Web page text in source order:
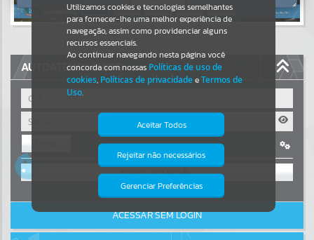
Por favor, aguarde...
NOTÍCIAS
Por favor, aguarde...
Por favor, aguarde...
Por favor, aguarde...
AUTOATENDIMENTO
OU
Cadastre-se|Recuperar Senha
ACESSAR SEM LOGIN
Utilizamos cookies e tecnologias semelhantes
para fornecer-lhe uma melhor experiência de
navegação, assim como providenciar alguns
recursos essenciais.
Ao continuar navegando nesta página você
concorda com nossas Políticas de uso de
cookies, Políticas de privacidadeeTermos de
Uso.
Aceitar Todos
Rejeitar não necessários
Gerenciar Preferências
Isto significa que diversos recursos
providenciados poderão não estar